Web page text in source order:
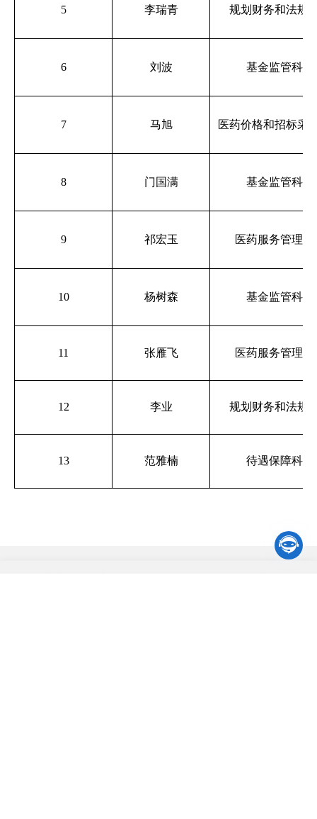

5 李瑞青 规划财务和法规
6 刘波 基金监管科
7 马旭 医药价格和招标采
8 门国满 基金监管科
9 祁宏玉 医药服务管理科
10 杨树森 基金监管科
11 张雁飞 医药服务管理科
12 李业 规划财务和法规
13 范雅楠 待遇保障科